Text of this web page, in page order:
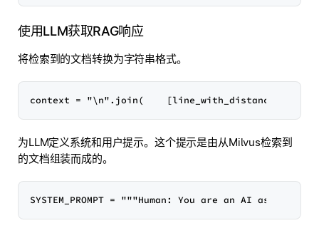
使用LLM获取RAG响应
将检索到的文档转换为字符串格式。
为LLM定义系统和用户提示。这个提示是由从Milvus检索到
的文档组装而成的。